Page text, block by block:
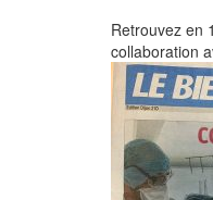
Retrouvez en
collaboration